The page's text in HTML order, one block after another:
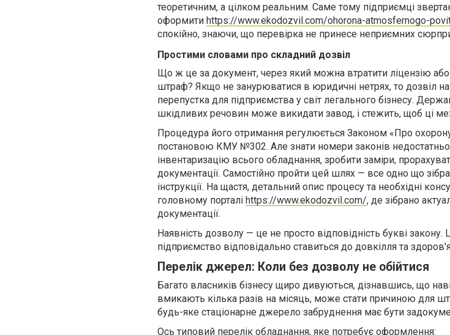
теоретичним, а цілком реальним. Саме тому підприємці
оформити https://www.ekodozvil.com/ohorona-atmosfernogo-
спокійно, знаючи, що перевірка не принесе неприємних
Простими словами про складний дозвіл
Що ж це за документ, через який можна втратити ліцензію
штраф? Якщо не занурюватися в юридичні нетрях, то дозвіл
перепустка для підприємства у світ легального бізнесу.
шкідливих речовин може викидати завод, і стежить, щоб ці
Процедура його отримання регулюється Законом «Про
постановою КМУ №302. Але знати номери законів
інвентаризацію всього обладнання, зробити заміри,
документації. Самостійно пройти цей шлях — все одно що
інструкції. На щастя, детальний опис процесу та необхідні
головному порталі https://www.ekodozvil.com/, де зібрано
документації.
Наявність дозволу — це не просто відповідність букві закону.
підприємство відповідально ставиться до довкілля та
Перелік джерел: Коли без дозволу не обійтися
Багато власників бізнесу щиро дивуються, дізнавшись, що
вмикають кілька разів на місяць, може стати причиною для
будь-яке стаціонарне джерело забруднення має бути
Ось типовий перелік обладнання, яке потребує оформлення: